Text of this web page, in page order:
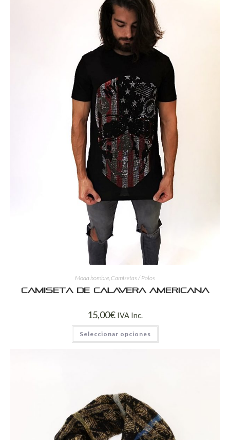
Moda hombre Camisetas / Polos
Camiseta de calavera americana
15,00€ IVA Inc.
Seleccionar opciones